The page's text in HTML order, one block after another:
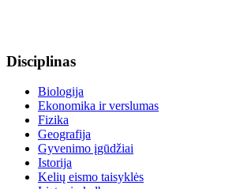
Disciplinas
Biologija
Ekonomika ir verslumas
Fizika
Geografija
Gyvenimo įgūdžiai
Istorija
Kelių eismo taisyklės